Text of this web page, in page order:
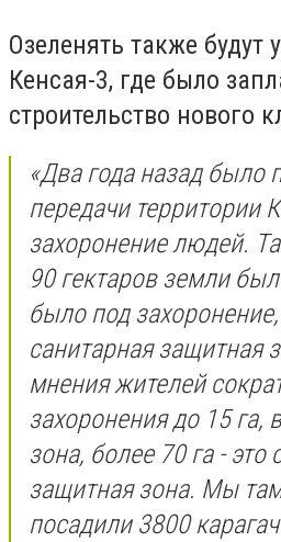
Озеленять также будут
Кенсая-3, где было
строительство нового
«Два года назад было
передачи территории
захоронение людей.
90 гектаров земли
было под
санитарная защитная
мнения жителей
захоронения до 15 га,
зона, более 70 га - это
защитная зона. Мы
посадили 3800